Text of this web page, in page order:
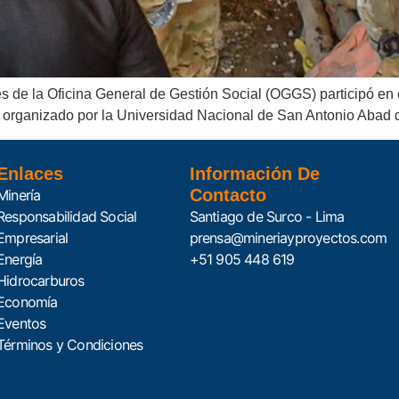
de la Oficina General de Gestión Social (OGGS) participó
por la Universidad Nacional de San Antonio Abad
Social
y Condiciones
Información De
Contacto
Santiago de Surco - Lima
prensa@mineriayproyectos.com
+51 905 448 619